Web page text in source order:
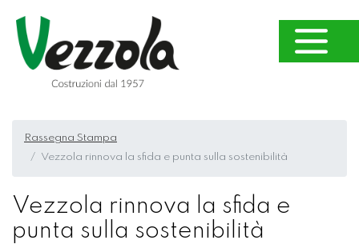
Rassegna Stampa
Vezzola rinnova la sfida e punta sulla sostenibilità
Vezzola rinnova la sfida e
punta sulla sostenibilità